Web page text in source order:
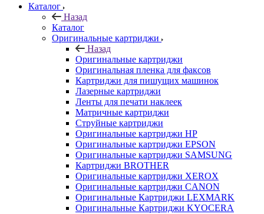
Каталог
Назад
Каталог
Оригинальные картриджи
Назад
Оригинальные картриджи
Оригинальная пленка для факсов
Картриджи для пишущих машинок
Лазерные картриджи
Ленты для печати наклеек
Матричные картриджи
Струйные картриджи
Оригинальные картриджи HP
Оригинальные картриджи EPSON
Оригинальные картриджи SAMSUNG
Картриджи BROTHER
Оригинальные картриджи XEROX
Оригинальные картриджи CANON
Оригинальные Картриджи LEXMARK
Оригинальные Картриджи KYOCERA